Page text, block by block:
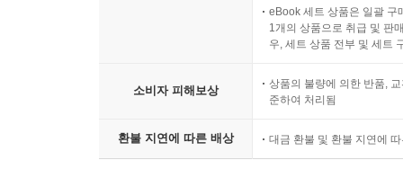
eBook 세트 상품은 일괄 구
1개의 상품으로 취급 및 판
우, 세트 상품 전부 및 세트
소비자 피해보상
상품의 불량에 의한 반품,
준하여 처리됨
환불 지연에 따른 배상 대금 환불 및 환불 지연에